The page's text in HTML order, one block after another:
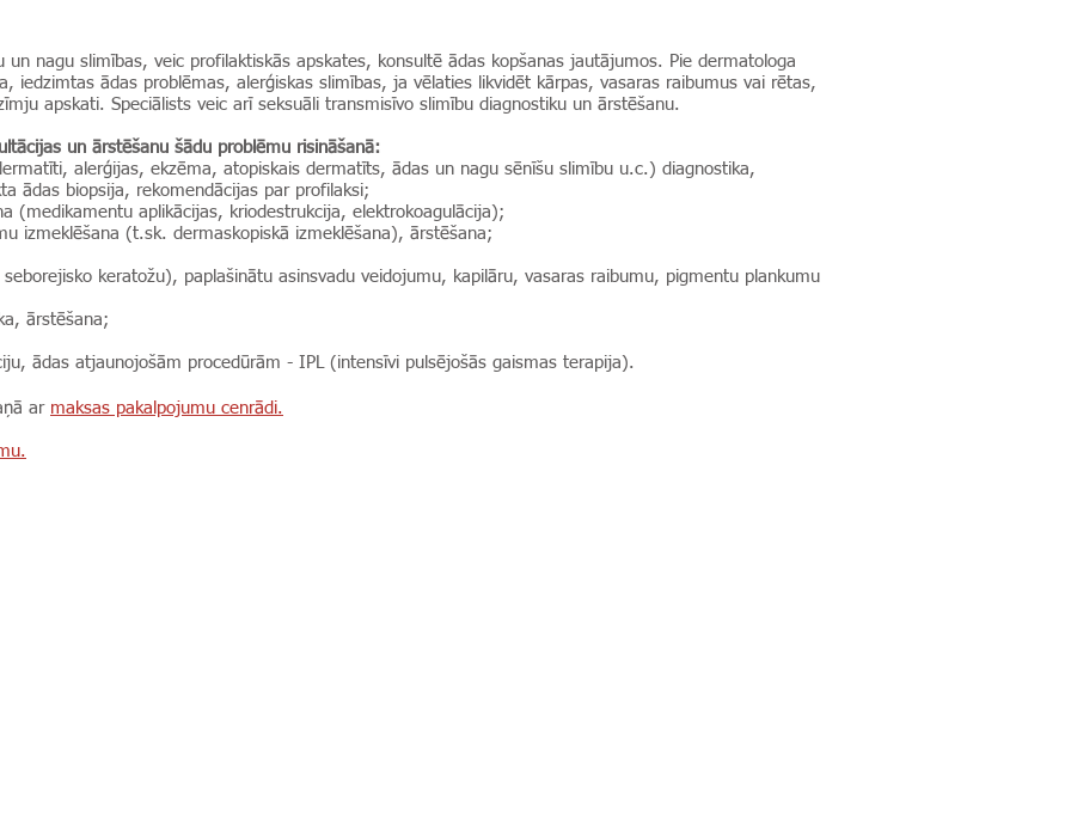
nagu slimības, veic profilaktiskās apskates, konsultē ādas kopšanas jautājumos. Pie dermatologa
iedzimtas ādas problēmas, alerģiskas slimības, ja vēlaties likvidēt kārpas, vasaras raibumus vai rētas,
apskati. Speciālists veic arī seksuāli transmisīvo slimību diagnostiku un ārstēšanu.
un ārstēšanu šādu problēmu risināšanā:
alerģijas, ekzēma, atopiskais dermatīts, ādas un nagu sēnīšu slimību u.c.) diagnostika,
ādas biopsija, rekomendācijas par profilaksi;
(medikamentu aplikācijas, kriodestrukcija, elektrokoagulācija);
izmeklēšana (t.sk. dermaskopiskā izmeklēšana), ārstēšana;
keratožu), paplašinātu asinsvadu veidojumu, kapilāru, vasaras raibumu, pigmentu plankumu
ārstēšana;
ādas atjaunojošām procedūrām - IPL (intensīvi pulsējošās gaismas terapija).
ar maksas pakalpojumu cenrādi.